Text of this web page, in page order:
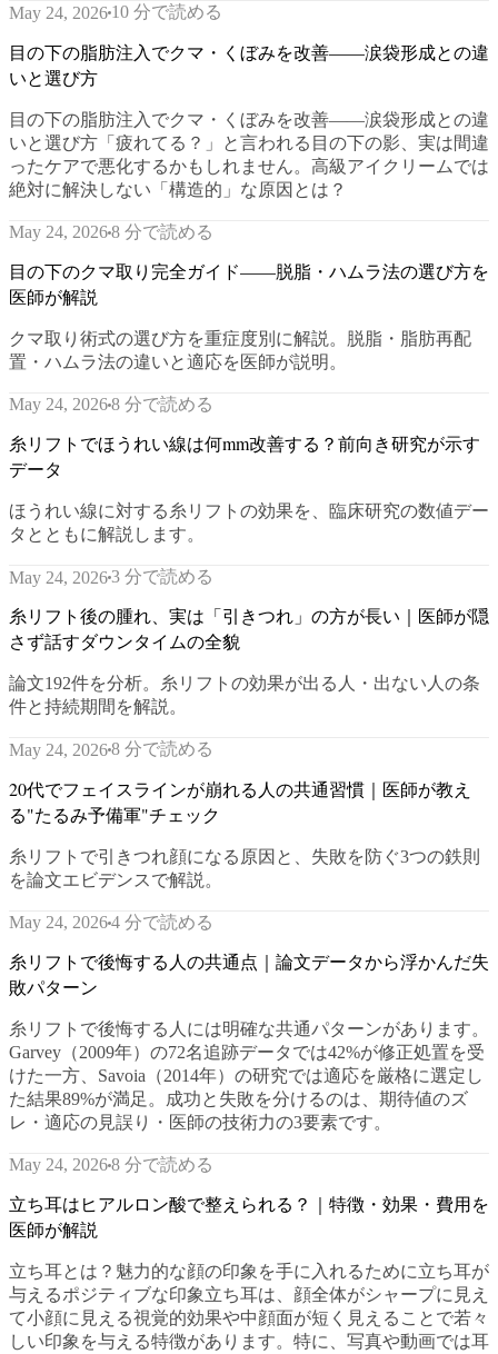
May 24, 2026 10 分で読める
目の下の脂肪注入でクマ・くぼみを改善——涙袋形成との違
いと選び方
目の下の脂肪注入でクマ・くぼみを改善——涙袋形成との違
いと選び方「疲れてる？」と言われる目の下の影、実は間違
ったケアで悪化するかもしれません。高級アイクリームでは
絶対に解決しない「構造的」な原因とは？
May 24, 20268 分で読める
目の下のクマ取り完全ガイド——脱脂・ハムラ法の選び方を
医師が解説
クマ取り術式の選び方を重症度別に解説。脱脂・脂肪再配
置・ハムラ法の違いと適応を医師が説明。
May 24, 20268 分で読める
糸リフトでほうれい線は何mm改善する？前向き研究が示す
データ
ほうれい線に対する糸リフトの効果を、臨床研究の数値デー
タとともに解説します。
May 24, 20263 分で読める
糸リフト後の腫れ、実は「引きつれ」の方が長い｜医師が隠
さず話すダウンタイムの全貌
論文192件を分析。糸リフトの効果が出る人・出ない人の条
件と持続期間を解説。
May 24, 20268 分で読める
20代でフェイスラインが崩れる人の共通習慣｜医師が教え
る"たるみ予備軍"チェック
糸リフトで引きつれ顔になる原因と、失敗を防ぐ3つの鉄則
を論文エビデンスで解説。
May 24, 20264 分で読める
糸リフトで後悔する人の共通点｜論文データから浮かんだ失
敗パターン
糸リフトで後悔する人には明確な共通パターンがあります。
Garvey（2009年）の72名追跡データでは42%が修正処置を受
けた一方、Savoia（2014年）の研究では適応を厳格に選定し
た結果89%が満足。成功と失敗を分けるのは、期待値のズ
レ・適応の見誤り・医師の技術力の3要素です。
May 24, 20268 分で読める
立ち耳はヒアルロン酸で整えられる？｜特徴・効果・費用を
医師が解説
立ち耳とは？魅力的な顔の印象を手に入れるために立ち耳が
与えるポジティブな印象立ち耳は、顔全体がシャープに見え
て小顔に見える視覚的効果や中顔面が短く見えることで若々
しい印象を与える特徴があります。特に、写真や動画では耳